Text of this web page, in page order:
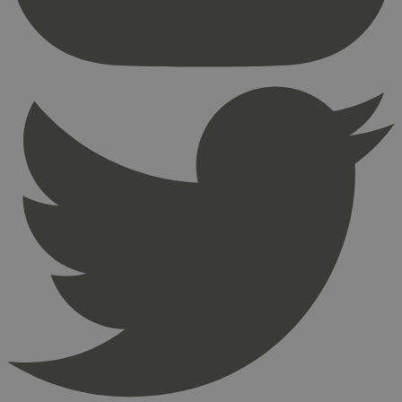
Navn
Domene
Hotjar Ltd
minutter
sekunder
minutter
sekunder
pageviewCount
.svanemerket.no
nelapi-product-archive-filters
svanemerket.no
nelapi-last-visited-category